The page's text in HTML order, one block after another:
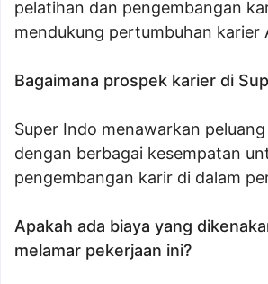
pelatihan dan pengembangan
mendukung pertumbuhan karier
Bagaimana prospek karier di
Super Indo menawarkan
dengan berbagai kesempatan
pengembangan karir di dalam
Apakah ada biaya yang
melamar pekerjaan ini?